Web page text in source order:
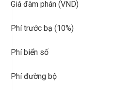
Giá đàm phán (VND)
Phí trước bạ (10%)
Phí biển số
Phí đường bộ